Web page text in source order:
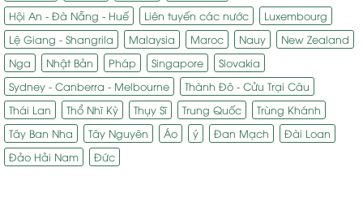
Hội An - Đà Nẵng - Huế
Liên tuyến các nước
Luxembourg
Lệ Giang - Shangrila
Malaysia Maroc Nauy
New Zealand
Nga
Nhật Bản Pháp Singapore
Slovakia
Sydney - Canberra - Melbourne
Thành Đô - Cửu Trại Câu
Thái Lan
Thổ Nhĩ Kỳ Thụy Sĩ Trung Quốc
Trùng Khánh
Tây Ban Nha
Tây Nguyên Áo ý Đan Mạch
Đài Loan
Đảo Hải Nam
Đức